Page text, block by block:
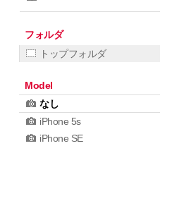
フォルダ
トップフォルダ
Model
なし
iPhone 5s
iPhone SE